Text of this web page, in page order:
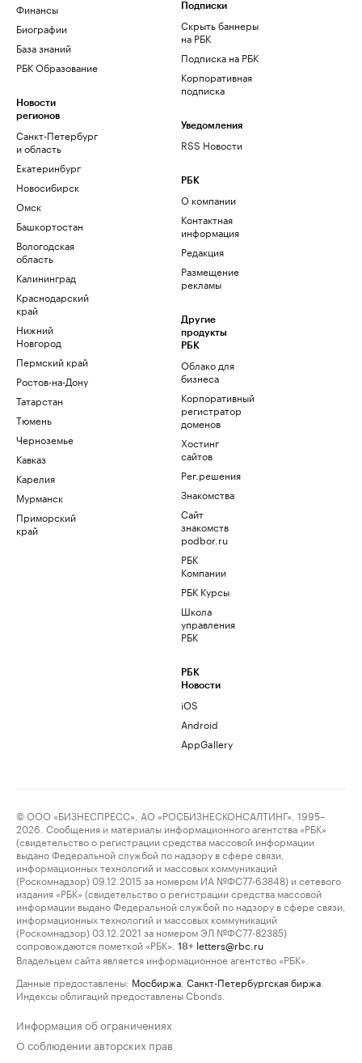
Финансы
Биографии
База знаний
РБК Образование
Новости
регионов
Санкт-Петербург
и область
Екатеринбург
Новосибирск
Омск
Башкортостан
Вологодская
область
Калининград
Краснодарский
край
Нижний
Новгород
Пермский край
Ростов-на-Дону
Татарстан
Тюмень
Черноземье
Кавказ
Карелия
Мурманск
Приморский
край
Подписки
Скрыть баннеры
на РБК
Подписка на РБК
Корпоративная
подписка
Уведомления
RSS Новости
РБК
О компании
Контактная
информация
Редакция
Размещение
рекламы
Другие
продукты
РБК
Облако для
бизнеса
Корпоративный
регистратор
доменов
Хостинг
сайтов
Рег.решения
Знакомства
Сайт
знакомств
podbor.ru
РБК
Компании
РБК Курсы
Школа
управления
РБК
РБК
Новости
iOS
Android
AppGallery
© ООО «БИЗНЕСПРЕСС», АО «РОСБИЗНЕСКОНСАЛТИНГ», 1995–
2026. Сообщения и материалы информационного агентства «РБК»
(свидетельство о регистрации средства массовой информации
выдано Федеральной службой по надзору в сфере связи,
информационных технологий и массовых коммуникаций
(Роскомнадзор) 09.12.2015 за номером ИА №ФС77-63848) и сетевого
издания «РБК» (свидетельство о регистрации средства массовой
информации выдано Федеральной службой по надзору в сфере связи,
информационных технологий и массовых коммуникаций
(Роскомнадзор) 03.12.2021 за номером ЭЛ №ФС77-82385)
сопровождаются пометкой «РБК».
18+ letters@rbc.ru
Владельцем сайта является информационное агентство «РБК».
Данные предоставлены: Мосбиржа Санкт-Петербургская биржа
Индексы облигаций предоставлены Cbonds.
Информация об ограничениях
О соблюдении авторских прав